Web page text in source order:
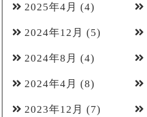
2025年4月 (4)
2024年12月 (5)
2024年8月 (4)
2024年4月 (8)
2023年12月 (7)